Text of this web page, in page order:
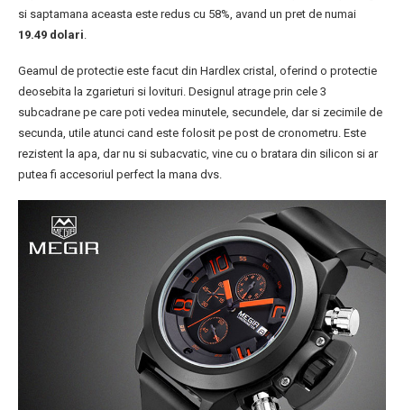
si saptamana aceasta este redus cu 58%, avand un pret de numai
19.49 dolari
Geamul de protectie este facut din Hardlex cristal, oferind o protectie
deosebita la zgarieturi si lovituri. Designul atrage prin cele 3
subcadrane pe care poti vedea minutele, secundele, dar si zecimile de
secunda, utile atunci cand este folosit pe post de cronometru. Este
rezistent la apa, dar nu si subacvatic, vine cu o bratara din silicon si ar
putea fi accesoriul perfect la mana dvs.